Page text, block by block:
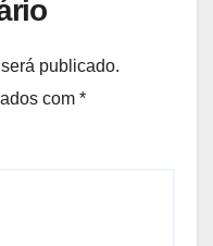
publicado.
com *